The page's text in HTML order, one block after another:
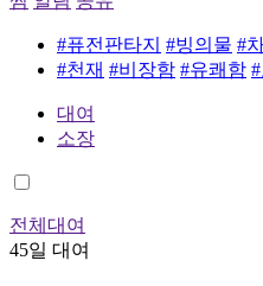
#퓨전판타지 #빙의물 #
#천재 #비장함 #유쾌함
대여
소장
전체대여
45일 대여